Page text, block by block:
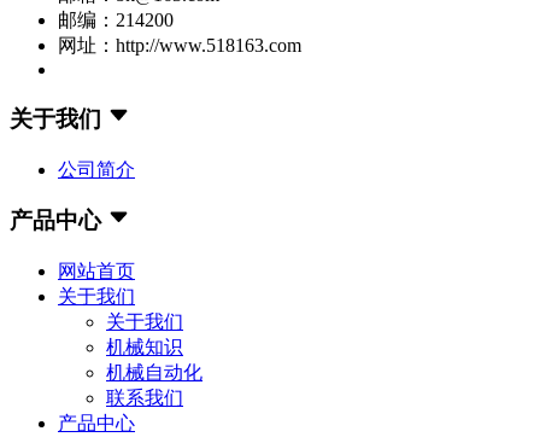
邮编：214200
网址：http://www.518163.com
关于我们
公司简介
产品中心
网站首页
关于我们
关于我们
机械知识
机械自动化
联系我们
产品中心